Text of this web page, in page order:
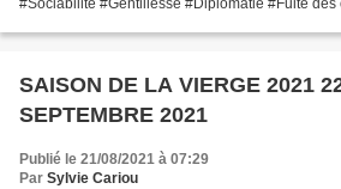
SAISON DE LA VIERGE 2021 22 AOUT - 23
SEPTEMBRE 2021
Publié le 21/08/2021 à 07:29
Par Sylvie Cariou